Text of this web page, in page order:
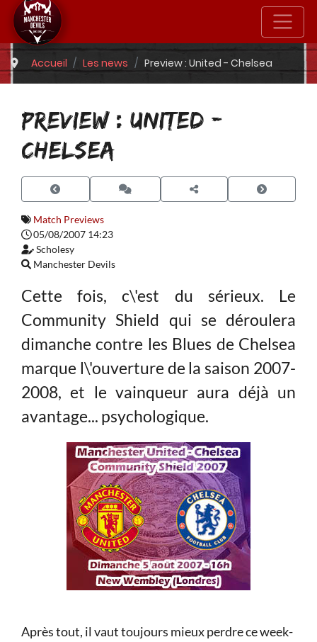
Accueil Les news Preview : United - Chelsea
PREVIEW : UNITED -
CHELSEA
Match Previews
05/08/2007 14:23
Scholesy
Manchester Devils
Cette fois, c\'est du sérieux. Le
Community Shield qui se déroulera
dimanche contre les Blues de Chelsea
marque l\'ouverture de la saison 2007-
2008, et le vainqueur aura déjà un
avantage... psychologique.
Après tout, il vaut toujours mieux perdre ce week-